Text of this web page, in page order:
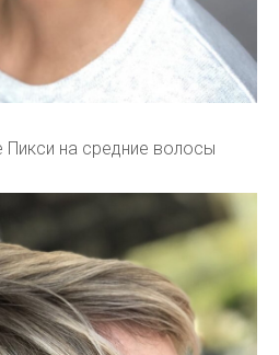
на средние волосы